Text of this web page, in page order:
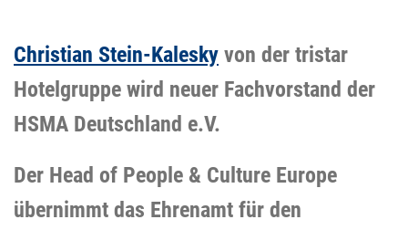
Christian Stein-Kalesky von der tristar
Hotelgruppe wird neuer Fachvorstand der
HSMA Deutschland e.V.
Der Head of People & Culture Europe
übernimmt das Ehrenamt für den